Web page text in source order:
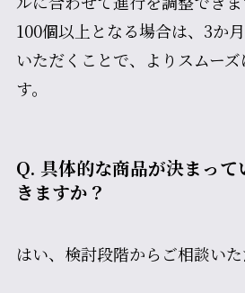
100個以上となる場合は、3か
いただくことで、よりスムー
す。
Q. 具体的な商品が決まっ
きますか？
はい、検討段階からご相談いた